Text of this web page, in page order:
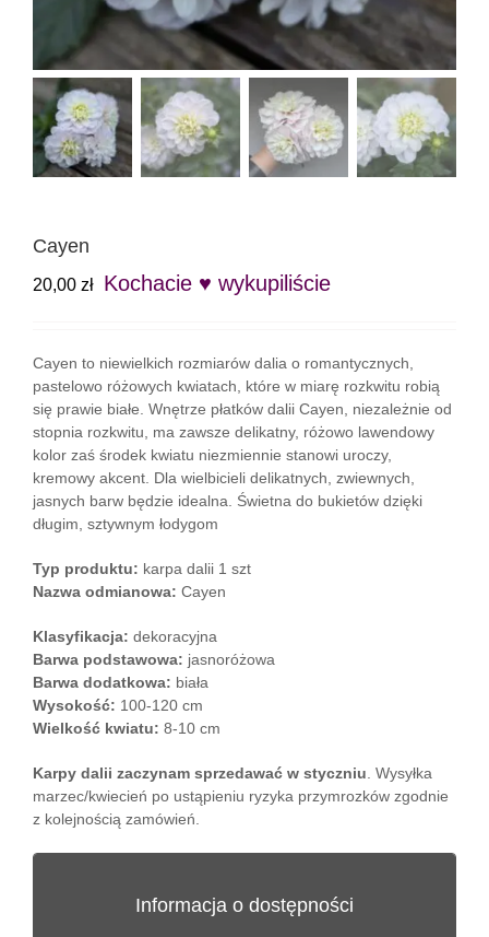
Cayen
20,00 zł Kochacie ♥ wykupiliście
Cayen to niewielkich rozmiarów dalia o romantycznych,
pastelowo różowych kwiatach, które w miarę rozkwitu robią
się prawie białe. Wnętrze płatków dalii Cayen, niezależnie od
stopnia rozkwitu, ma zawsze delikatny, różowo lawendowy
kolor zaś środek kwiatu niezmiennie stanowi uroczy,
kremowy akcent. Dla wielbicieli delikatnych, zwiewnych,
jasnych barw będzie idealna. Świetna do bukietów dzięki
długim, sztywnym łodygom
Typ produktu: karpa dalii 1 szt
Nazwa odmianowa: Cayen
Klasyfikacja: dekoracyjna
Barwa podstawowa: jasnoróżowa
Barwa dodatkowa: biała
Wysokość: 100-120 cm
Wielkość kwiatu: 8-10 cm
Karpy dalii zaczynam sprzedawać w styczniu . Wysyłka
marzec/kwiecień po ustąpieniu ryzyka przymrozków zgodnie
z kolejnością zamówień.
Informacja o dostępności